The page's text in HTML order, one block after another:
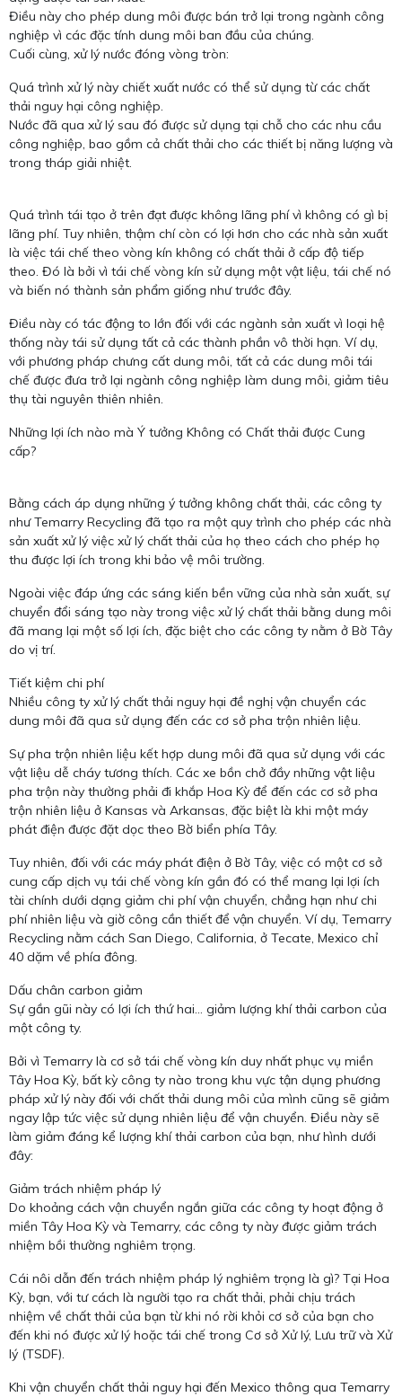
Điều này cho phép dung môi được bán trở lại trong ngành công
nghiệp vì các đặc tính dung môi ban đầu của chúng.
Cuối cùng, xử lý nước đóng vòng tròn:
Quá trình xử lý này chiết xuất nước có thể sử dụng từ các chất
thải nguy hại công nghiệp.
Nước đã qua xử lý sau đó được sử dụng tại chỗ cho các nhu cầu
công nghiệp, bao gồm cả chất thải cho các thiết bị năng lượng và
trong tháp giải nhiệt.
Quá trình tái tạo ở trên đạt được không lãng phí vì không có gì bị
lãng phí. Tuy nhiên, thậm chí còn có lợi hơn cho các nhà sản xuất
là việc tái chế theo vòng kín không có chất thải ở cấp độ tiếp
theo. Đó là bởi vì tái chế vòng kín sử dụng một vật liệu, tái chế nó
và biến nó thành sản phẩm giống như trước đây.
Điều này có tác động to lớn đối với các ngành sản xuất vì loại hệ
thống này tái sử dụng tất cả các thành phần vô thời hạn. Ví dụ,
với phương pháp chưng cất dung môi, tất cả các dung môi tái
chế được đưa trở lại ngành công nghiệp làm dung môi, giảm tiêu
thụ tài nguyên thiên nhiên.
Những lợi ích nào mà Ý tưởng Không có Chất thải được Cung
cấp?
Bằng cách áp dụng những ý tưởng không chất thải, các công ty
như Temarry Recycling đã tạo ra một quy trình cho phép các nhà
sản xuất xử lý việc xử lý chất thải của họ theo cách cho phép họ
thu được lợi ích trong khi bảo vệ môi trường.
Ngoài việc đáp ứng các sáng kiến ​​bền vững của nhà sản xuất, sự
chuyển đổi sáng tạo này trong việc xử lý chất thải bằng dung môi
đã mang lại một số lợi ích, đặc biệt cho các công ty nằm ở Bờ Tây
do vị trí.
Tiết kiệm chi phí
Nhiều công ty xử lý chất thải nguy hại đề nghị vận chuyển các
dung môi đã qua sử dụng đến các cơ sở pha trộn nhiên liệu.
Sự pha trộn nhiên liệu kết hợp dung môi đã qua sử dụng với các
vật liệu dễ cháy tương thích. Các xe bồn chở đầy những vật liệu
pha trộn này thường phải đi khắp Hoa Kỳ để đến các cơ sở pha
trộn nhiên liệu ở Kansas và Arkansas, đặc biệt là khi một máy
phát điện được đặt dọc theo Bờ biển phía Tây.
Tuy nhiên, đối với các máy phát điện ở Bờ Tây, việc có một cơ sở
cung cấp dịch vụ tái chế vòng kín gần đó có thể mang lại lợi ích
tài chính dưới dạng giảm chi phí vận chuyển, chẳng hạn như chi
phí nhiên liệu và giờ công cần thiết để vận chuyển. Ví dụ, Temarry
Recycling nằm cách San Diego, California, ở Tecate, Mexico chỉ
40 dặm về phía đông.
Dấu chân carbon giảm
Sự gần gũi này có lợi ích thứ hai… giảm lượng khí thải carbon của
một công ty.
Bởi vì Temarry là cơ sở tái chế vòng kín duy nhất phục vụ miền
Tây Hoa Kỳ, bất kỳ công ty nào trong khu vực tận dụng phương
pháp xử lý này đối với chất thải dung môi của mình cũng sẽ giảm
ngay lập tức việc sử dụng nhiên liệu để vận chuyển. Điều này sẽ
làm giảm đáng kể lượng khí thải carbon của bạn, như hình dưới
đây:
Giảm trách nhiệm pháp lý
Do khoảng cách vận chuyển ngắn giữa các công ty hoạt động ở
miền Tây Hoa Kỳ và Temarry, các công ty này được giảm trách
nhiệm bồi thường nghiêm trọng.
Cái nôi dẫn đến trách nhiệm pháp lý nghiêm trọng là gì? Tại Hoa
Kỳ, bạn, với tư cách là người tạo ra chất thải, phải chịu trách
nhiệm về chất thải của bạn từ khi nó rời khỏi cơ sở của bạn cho
đến khi nó được xử lý hoặc tái chế trong Cơ sở Xử lý, Lưu trữ và Xử
lý (TSDF).
Khi vận chuyển chất thải nguy hại đến Mexico thông qua Temarry